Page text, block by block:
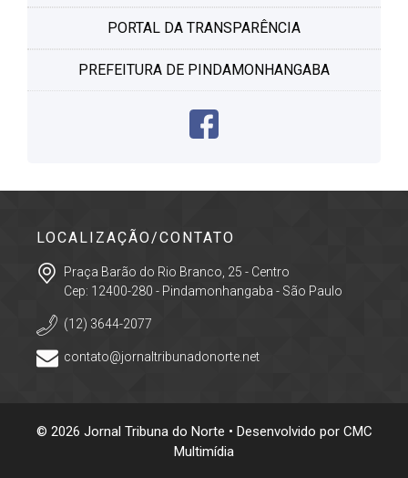
PORTAL DA TRANSPARÊNCIA
PREFEITURA DE PINDAMONHANGABA
LOCALIZAÇÃO/CONTATO
Praça Barão do Rio Branco, 25 - Centro
Cep: 12400-280 - Pindamonhangaba - São Paulo
(12) 3644-2077
contato@jornaltribunadonorte.net
© 2026 Jornal Tribuna do Norte • Desenvolvido por CMC
Multimídia